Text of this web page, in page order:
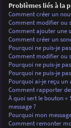
Problèmes liés à la
Comment créer un
Comment modifier ou
Comment ajouter une
Comment créer un
Pourquoi ne puis-je
Comment modifier ou
Pourquoi ne puis-je
Pourquoi ne puis-je
Pourquoi ai-je reçu un
Comment rapporter
À quoi sert le bouton «
message ?
Pourquoi mon
Comment remonter